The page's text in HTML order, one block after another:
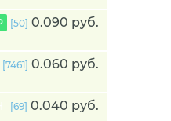
[50] 0.090 руб.
[7461] 0.060 руб.
[69] 0.040 руб.